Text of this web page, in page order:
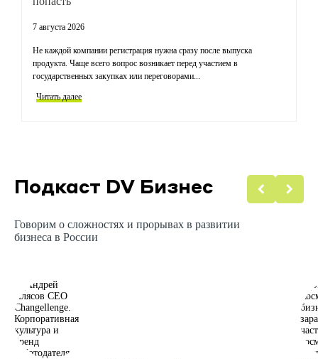
7 августа 2026
Не каждой компании регистрация нужна сразу после выпуска
продукта. Чаще всего вопрос возникает перед участием в
государственных закупках или переговорами...
Читать далее
Подкаст DV Бизнес
Говорим о сложностях и прорывах в развитии
бизнеса в России